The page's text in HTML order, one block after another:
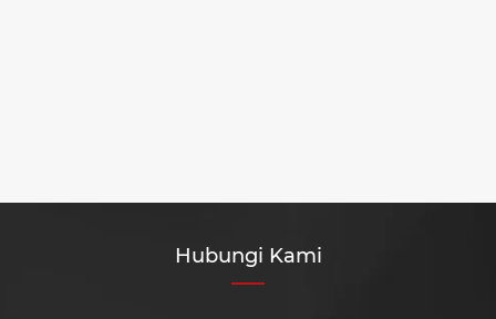
Hubungi Kami